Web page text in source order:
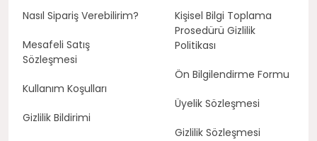
Nasıl Sipariş Verebilirim?
Mesafeli Satış
Sözleşmesi
Kullanım Koşulları
Gizlilik Bildirimi
Kişisel Bilgi Toplama
Prosedürü Gizlilik
Politikası
Ön Bilgilendirme Formu
Üyelik Sözleşmesi
Gizlilik Sözleşmesi